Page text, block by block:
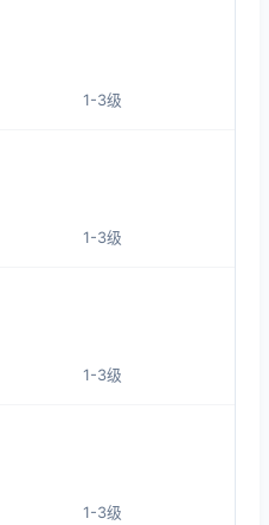
1-3
1-3
1-3级
1-3级
1-3级
1-3级